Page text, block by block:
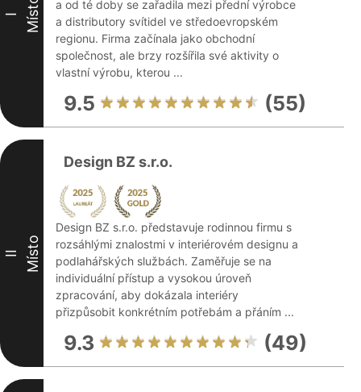
I Místo
a od té doby se zařadila mezi přední výrobce
a distributory svítidel ve středoevropském
regionu. Firma začínala jako obchodní
společnost, ale brzy rozšířila své aktivity o
vlastní výrobu, kterou ...
9.5 (55)
II Místo
Design BZ s.r.o.
Design BZ s.r.o. představuje rodinnou firmu s
rozsáhlými znalostmi v interiérovém designu a
podlahářských službách. Zaměřuje se na
individuální přístup a vysokou úroveň
zpracování, aby dokázala interiéry
přizpůsobit konkrétním potřebám a přáním ...
9.3 (49)